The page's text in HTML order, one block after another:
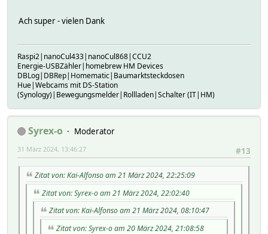
Ach super - vielen Dank
Raspi2|nanoCul433|nanoCul868|CCU2
Energie-USBZähler|homebrew HM Devices
DBLog|DBRep|Homematic|Baumarktsteckdosen
Hue|Webcams mit DS-Station
(Synology)|Bewegungsmelder|Rollladen|Schalter (IT|HM)
Syrex-o
Moderator
#13
31 März 2024, 13:46:27
Zitat von: Kai-Alfonso am 21 März 2024, 22:25:09
Zitat von: Syrex-o am 21 März 2024, 22:02:40
Zitat von: Kai-Alfonso am 21 März 2024, 08:10:47
Zitat von: Syrex-o am 20 März 2024, 21:08:58